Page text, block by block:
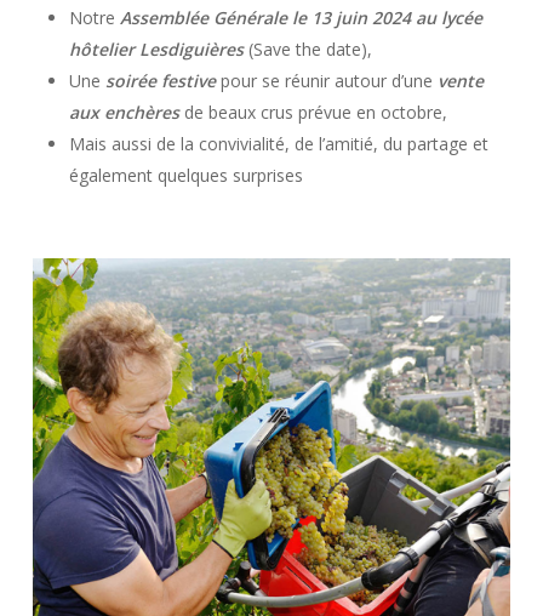
Notre Assemblée Générale le 13 juin 2024 au lycée
hôtelier Lesdiguières(Save the date),
Une soirée festivepour se réunir autour d’une vente
aux enchèresde beaux crus prévue en octobre,
Mais aussi de la convivialité, de l’amitié, du partage et
également quelques surprises